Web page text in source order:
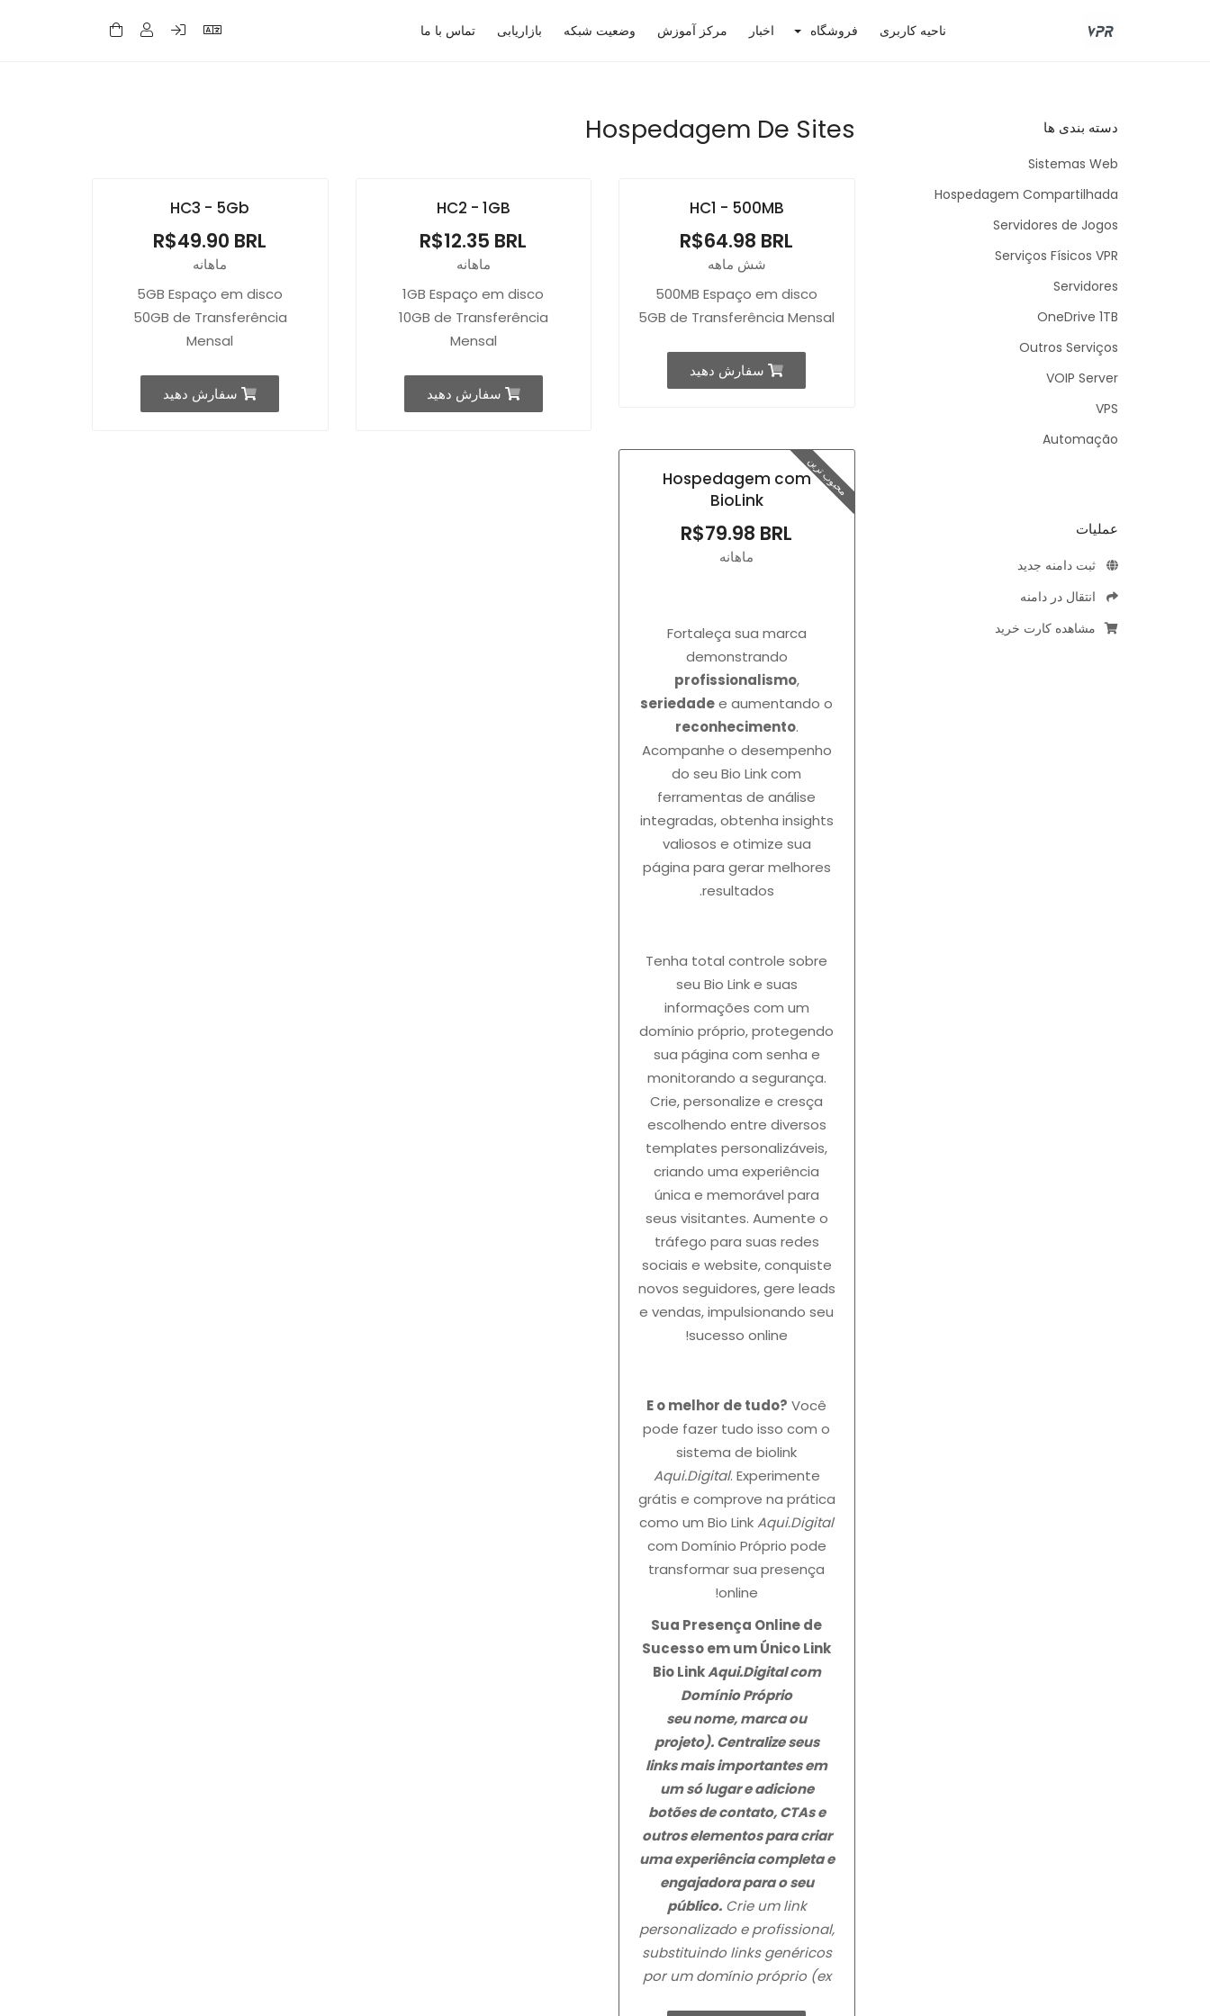
ناحیه کاربری فروشگاه اخبار مرکز آموزش وضعیت شبکه بازاریابی تماس با ما
دسته بندی ها
Sistemas Web
Hospedagem Compartilhada
Servidores de Jogos
Serviços Físicos VPR
Servidores
OneDrive 1TB
Outros Serviços
VOIP Server
VPS
Automação
عملیات
ثبت دامنه جدید
انتقال در دامنه
مشاهده کارت خرید
Hospedagem De Sites
HC1 - 500MB
R$64.98 BRL
شش ماهه
500MB Espaço em disco
5GB de Transferência Mensal
سفارش دهید
HC2 - 1GB
R$12.35 BRL
ماهانه
1GB Espaço em disco
10GB de Transferência
Mensal
سفارش دهید
HC3 - 5Gb
R$49.90 BRL
ماهانه
5GB Espaço em disco
50GB de Transferência
Mensal
سفارش دهید
محبوب ترینHospedagem com
BioLink
R$79.98 BRL
ماهانه
Fortaleça sua marca
demonstrando
profissionalismo,
seriedadee aumentando o
reconhecimento.
Acompanhe o desempenho
do seu Bio Link com
ferramentas de análise
integradas, obtenha insights
valiosos e otimize sua
página para gerar melhores
resultados.
Tenha total controle sobre
seu Bio Link e suas
informações com um
domínio próprio, protegendo
sua página com senha e
monitorando a segurança.
Crie, personalize e cresça
escolhendo entre diversos
templates personalizáveis,
criando uma experiência
única e memorável para
seus visitantes. Aumente o
tráfego para suas redes
sociais e website, conquiste
novos seguidores, gere leads
e vendas, impulsionando seu
sucesso online!
E o melhor de tudo? Você
pode fazer tudo isso com o
sistema de biolink
Aqui.Digital. Experimente
grátis e comprove na prática
como um Bio LinkAqui.Digital
com Domínio Próprio pode
transformar sua presença
online!
Sua Presença Online de
Sucesso em um Único Link
Bio LinkAqui.Digitalcom
Domínio Próprio
seu nome, marca ou
projeto). Centralize seus
links mais importantes em
um só lugar e adicione
botões de contato, CTAs e
outros elementos para criar
uma experiência completa e
engajadora para o seu
público.Crie um link
personalizado e profissional,
substituindo links genéricos
por um domínio próprio (ex